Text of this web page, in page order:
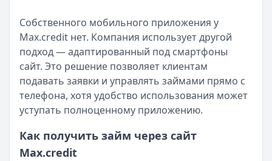
Собственного мобильного приложения у
Max.credit нет. Компания использует другой
подход — адаптированный под смартфоны
сайт. Это решение позволяет клиентам
подавать заявки и управлять займами прямо с
телефона, хотя удобство использования может
уступать полноценному приложению.
Как получить займ через сайт
Max.credit